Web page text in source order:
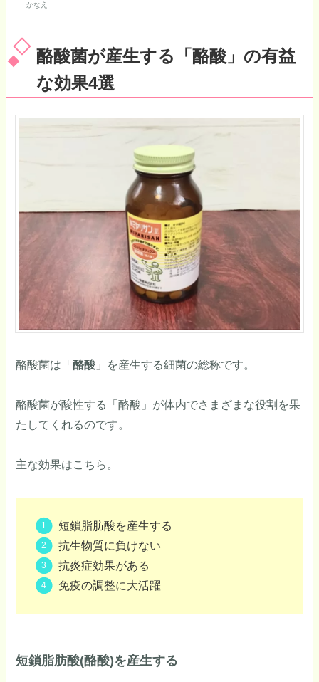
かなえ
酪酸菌が産生する「酪酸」の有益
な効果4選
酪酸菌は「酪酸 」を産生する細菌の総称です。
酪酸菌が酸性する「酪酸」が体内でさまざまな役割を果
たしてくれるのです。
主な効果はこちら。
短鎖脂肪酸を産生する
抗生物質に負けない
抗炎症効果がある
免疫の調整に大活躍
短鎖脂肪酸(酪酸)を産生する